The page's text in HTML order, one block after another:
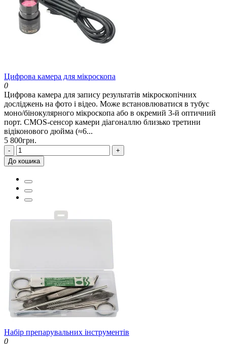
Цифрова камера для мікроскопа
0
Цифрова камера для запису результатів мікроскопічних
досліджень на фото і відео. Може встановлюватися в тубус
моно/бінокулярного мікроскопа або в окремий 3-й оптичний
порт. CMOS-сенсор камери діагоналлю близько третини
відіконового дюйма (≈6...
5 800грн.
-
+
До кошика
Набір препарувальних інструментів
0